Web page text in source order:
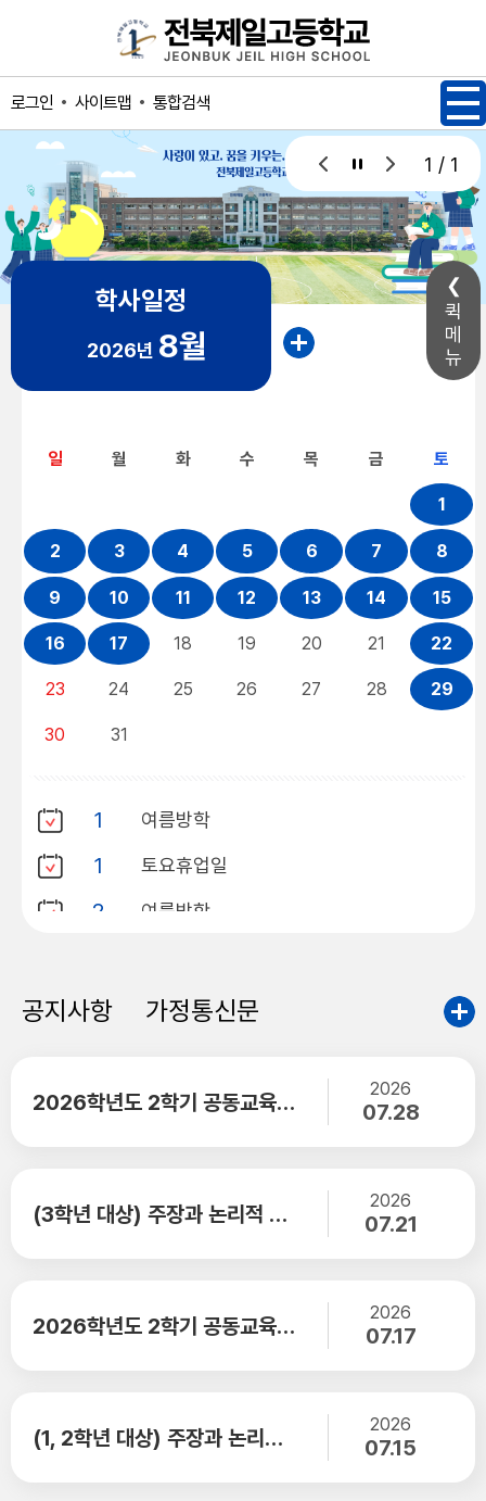
퀵
메
뉴
로그인 사이트맵 통합검색
1 / 1
학사일정
2026년 8월
일 월 화 수 목 금 토
1
2 3 4 5 6 7 8
9 10 11 12 13 14 15
16 17 18 19 20 21 22
23 24 25 26 27 28 29
30 31
1 여름방학
1 토요휴업일
2 여름방학
4 여름방학
6 여름방학
토요휴업일
10 여름방학
공지사항 가정통신문
2026학년도 2학기 공동교육과정 추가모집 전형 학생 선발 안내 (수정)
2026
07.28
(3학년 대상) 주장과 논리적 근거 : 토론 역량 함양을 위한 입론서 작성 활동
2026
07.21
2026학년도 2학기 공동교육과정 학생 선발 면접 안내
2026
07.17
(1, 2학년 대상) 주장과 논리적 근거 : 토론 역량 함양 교실 시즌1 운영 안내
2026
07.15